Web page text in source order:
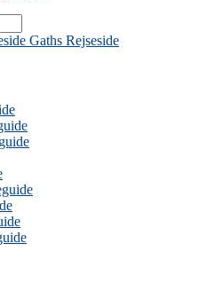
Gaths Rejseside